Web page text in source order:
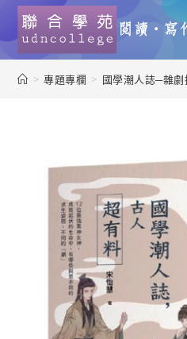
> 專題專欄 > 國學潮人誌─雜